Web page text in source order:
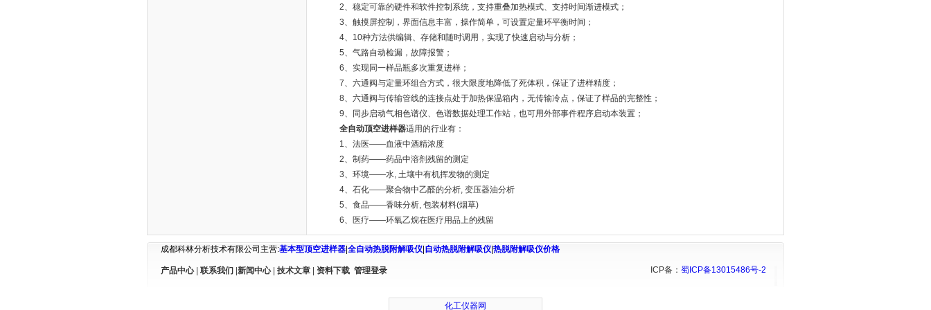
2、稳定可靠的硬件和软件控制系统，支持重叠加热模式、支持时间渐进模式；
3、触摸屏控制，界面信息丰富，操作简单，可设置定量环平衡时间；
4、10种方法供编辑、存储和随时调用，实现了快速启动与分析；
5、气路自动检漏，故障报警；
6、实现同一样品瓶多次重复进样；
7、六通阀与定量环组合方式，很大限度地降低了死体积，保证了进样精度；
8、六通阀与传输管线的连接点处于加热保温箱内，无传输冷点，保证了样品的完整性；
9、同步启动气相色谱仪、色谱数据处理工作站，也可用外部事件程序启动本装置；
全自动顶空进样器适用的行业有：
1、法医——血液中酒精浓度
2、制药——药品中溶剂残留的测定
3、环境——水, 土壤中有机挥发物的测定
4、石化——聚合物中乙醛的分析, 变压器油分析
5、食品——香味分析, 包装材料(烟草)
6、医疗——环氧乙烷在医疗用品上的残留
成都科林分析技术有限公司主营:基本型顶空进样器 全自动热脱附解吸仪 自动热脱附解吸仪 热脱附解吸仪价格
产品中心| 联系我们 新闻中心| 技术文章 资料下载 管理登录 ICP备： 蜀ICP备13015486号-2
化工仪器网